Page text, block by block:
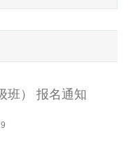
班） 报名通知